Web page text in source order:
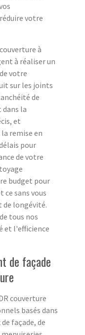
votre
à
à réaliser un
votre
sur les joints
de
la
et
remise en
pour
de votre
budget pour
ce sans vous
de longévité.
tous nos
et l'efficience
de façade
couverture
basés dans
façade, de